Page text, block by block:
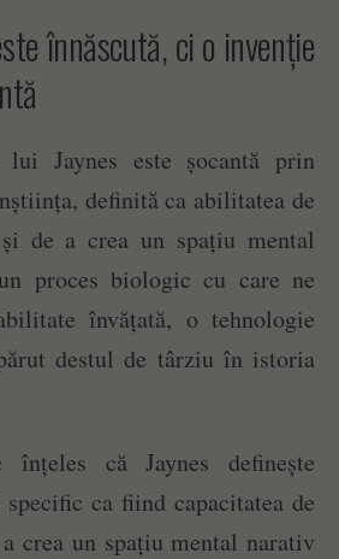
înnăscută, ci o invenție
Jaynes este șocantă prin
definită ca abilitatea de
de a crea un spațiu mental
proces biologic cu care ne
învățată, o tehnologie
destul de târziu în istoria
înțeles că Jaynes definește
ca fiind capacitatea de
crea un spațiu mental narativ